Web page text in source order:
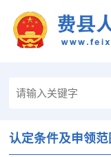
认定条件及申领范